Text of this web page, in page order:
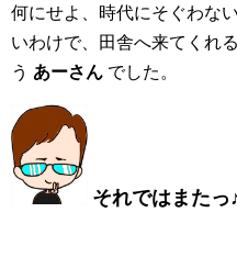
何にせよ、時代にそぐわな
いわけで、田舎へ来てくれ
う あーさん でした。
それではまたっ